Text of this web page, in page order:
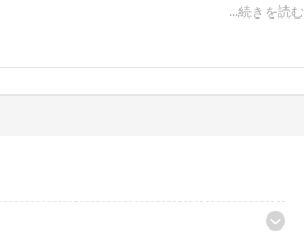
...続きを読む